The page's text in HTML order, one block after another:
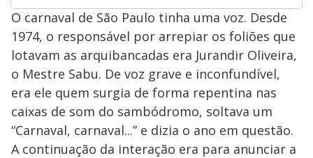
O carnaval de São Paulo tinha uma voz. Desde
1974, o responsável por arrepiar os foliões que
lotavam as arquibancadas era Jurandir Oliveira,
o Mestre Sabu. De voz grave e inconfundível,
era ele quem surgia de forma repentina nas
caixas de som do sambódromo, soltava um
“Carnaval, carnaval...” e dizia o ano em questão.
A continuação da interação era para anunciar a